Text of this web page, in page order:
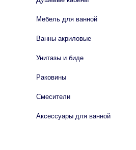
Мебель для ванной
Ванны акриловые
Унитазы и биде
Раковины
Смесители
Аксессуары для ванной